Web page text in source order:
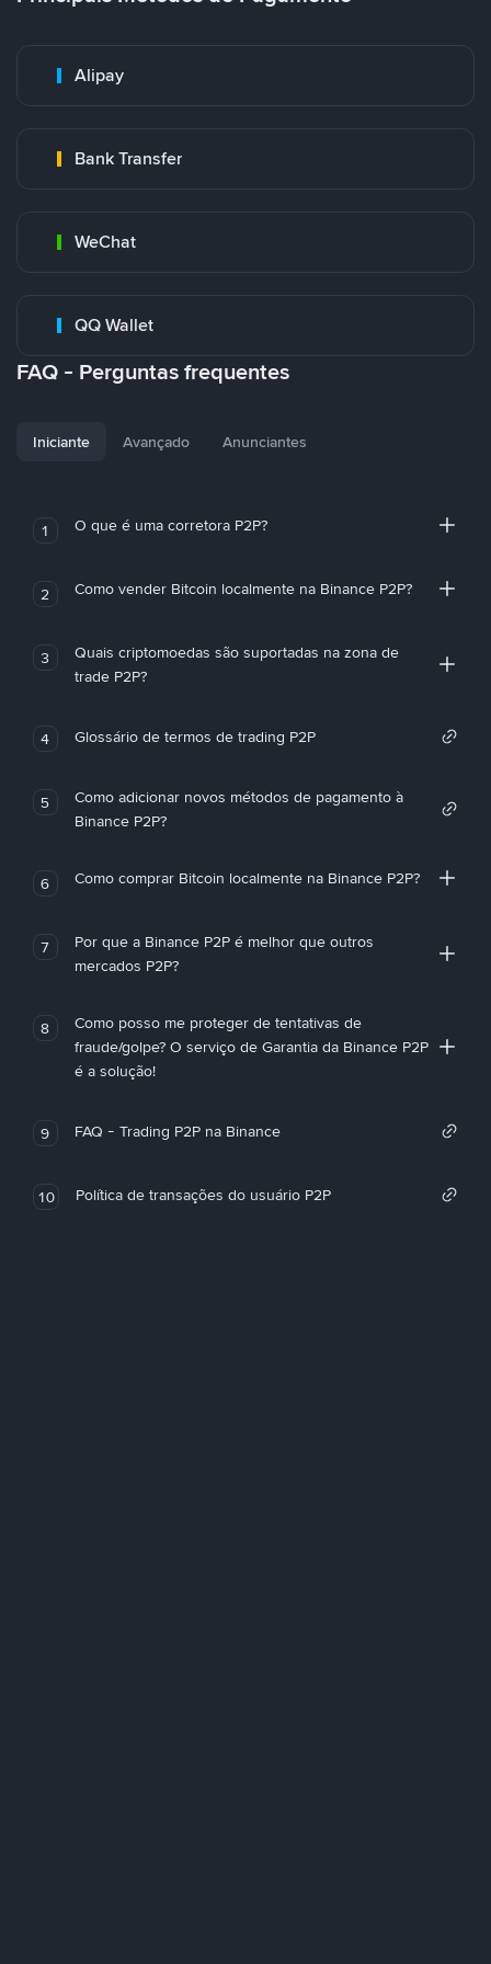
Alipay
Bank Transfer
WeChat
QQ Wallet
FAQ - Perguntas frequentes
Iniciante Avançado Anunciantes
1 O que é uma corretora P2P?
2 Como vender Bitcoin localmente na Binance P2P?
3
Quais criptomoedas são suportadas na zona de
trade P2P?
4 Glossário de termos de trading P2P
5
Como adicionar novos métodos de pagamento à
Binance P2P?
6 Como comprar Bitcoin localmente na Binance P2P?
7
Por que a Binance P2P é melhor que outros
mercados P2P?
8
Como posso me proteger de tentativas de
fraude/golpe? O serviço de Garantia da Binance P2P
é a solução!
9 FAQ - Trading P2P na Binance
10 Política de transações do usuário P2P